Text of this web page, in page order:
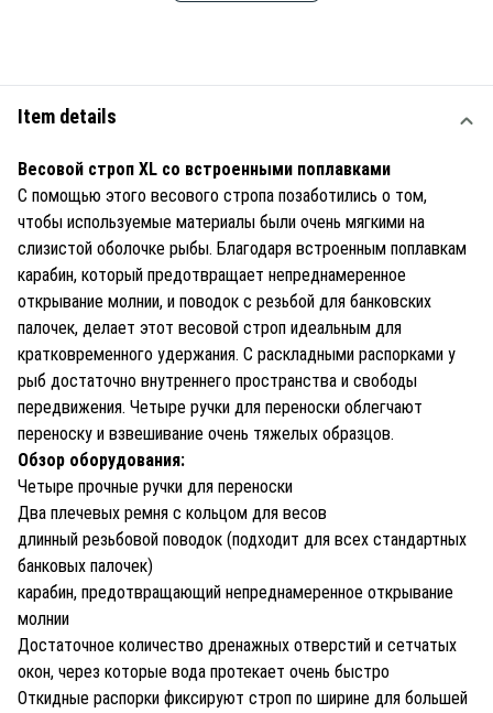
Item details
Весовой строп XL со встроенными поплавками
С помощью этого весового стропа позаботились о том,
чтобы используемые материалы были очень мягкими на
слизистой оболочке рыбы. Благодаря встроенным поплавкам
карабин, который предотвращает непреднамеренное
открывание молнии, и поводок с резьбой для банковских
палочек, делает этот весовой строп идеальным для
кратковременного удержания. С раскладными распорками у
рыб достаточно внутреннего пространства и свободы
передвижения. Четыре ручки для переноски облегчают
переноску и взвешивание очень тяжелых образцов.
Обзор оборудования:
Четыре прочные ручки для переноски
Два плечевых ремня с кольцом для весов
длинный резьбовой поводок (подходит для всех стандартных
банковых палочек)
карабин, предотвращающий непреднамеренное открывание
молнии
Достаточное количество дренажных отверстий и сетчатых
окон, через которые вода протекает очень быстро
Откидные распорки фиксируют строп по ширине для большей